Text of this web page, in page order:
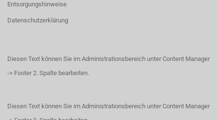
Entsorgungshinweise
Datenschutzerklärung
Diesen Text können Sie im Administrationsbereich unter Content Manager
-> Footer 2. Spalte bearbeiten.
Diesen Text können Sie im Administrationsbereich unter Content Manager